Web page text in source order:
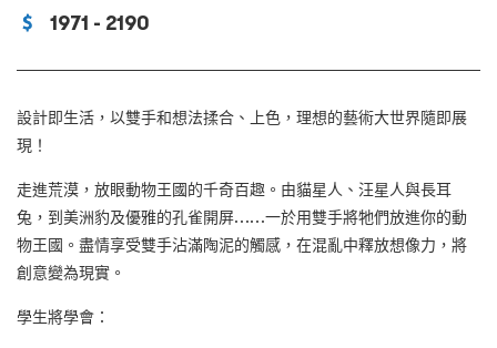
1971 - 2190
設計即生活，以雙手和想法揉合、上色，理想的藝術大世界隨即展
現！
走進荒漠，放眼動物王國的千奇百趣。由貓星人、汪星人與長耳
兔，到美洲豹及優雅的孔雀開屏……一於用雙手將牠們放進你的動
物王國。盡情享受雙手沾滿陶泥的觸感，在混亂中釋放想像力，將
創意變為現實。
學生將學會：